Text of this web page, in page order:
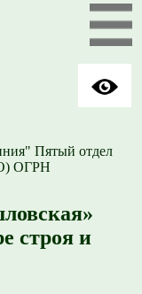
Пятый отдел
ОГРН
строя и